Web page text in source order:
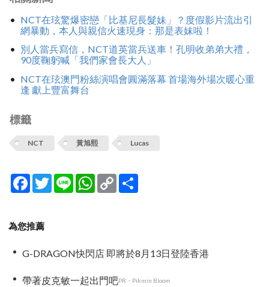
NCT在玹驚爆密戀「比基尼長髮妹」？度假影片流出引
網暴動，本人與親信火速現身：那是表妹啦！
別人當兵寫信，NCT道英當兵送車！孔明收弟弟大禮，
90度鞠躬喊「我們家會長大人」
NCT在玹澳門粉絲演唱會圓滿落幕 首場海外場次暖心重
逢 獻上豐富舞台
標籤
NCT 黃旭熙 Lucas
Facebook
TwitterLine WhatsApp
Copy
Link
為您推薦
G-DRAGON快閃店 即將於8月13日登陸香港
帶著皮克敏一起出門吧PR・Pikmin Bloom